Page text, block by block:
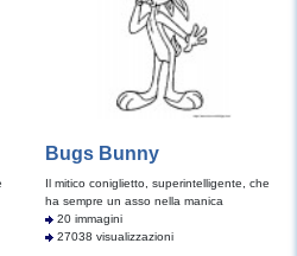
Bugs Bunny
Il mitico coniglietto, superintelligente, che
ha sempre un asso nella manica
20 immagini
27038 visualizzazioni